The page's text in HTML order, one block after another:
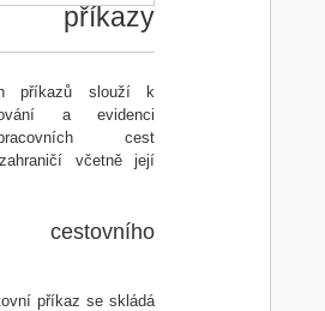
příkazy
příkazů slouží k
a evidenci
cest
včetně její
cestovního
příkaz se skládá